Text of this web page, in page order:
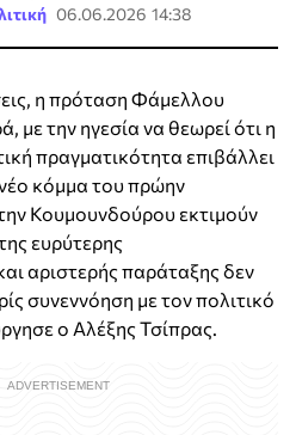
06.06.2026 14:38
η πρόταση Φάμελλου
με την ηγεσία να θεωρεί ότι η
πραγματικότητα επιβάλλει
κόμμα του πρώην
Κουμουνδούρου εκτιμούν
ευρύτερης
αριστερής παράταξης δεν
συνεννόηση με τον πολιτικό
ο Αλέξης Τσίπρας.